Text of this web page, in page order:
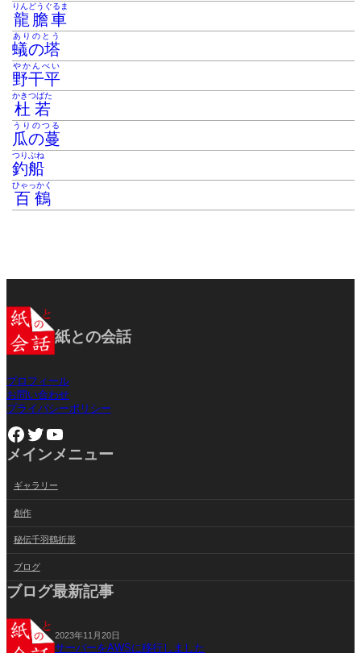
龍膽車
りんどうぐるま
蟻の塔
ありのとう
野干平
やかんべい
杜若
かきつばた
瓜の蔓
うりのつる
釣船
つりぶね
百鶴
ひゃっかく
紙との会話
プロフィール
お問い合わせ
プライバシーポリシー
Facebook Twitter YouTube
メインメニュー
ギャラリー
創作
秘伝千羽鶴折形
ブログ
ブログ最新記事
2023年11月20日
サーバーをAWSに移行しました